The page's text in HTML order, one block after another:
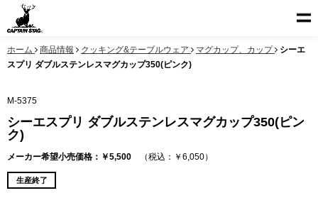
ホーム 商品情報 クッキング&テーブルウェア マグカップ、カップ
シーエ
スプリ ダブルステンレスマグカップ350(ピンク)
M-5375
シーエスプリ ダブルステンレスマグカップ350(ピン
ク)
メーカー希望小売価格：￥5,500 （税込：￥6,050）
生産終了